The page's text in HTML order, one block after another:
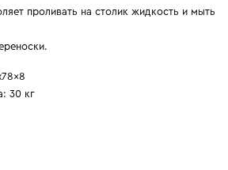
проливать на столик жидкость и мыть
30 кг